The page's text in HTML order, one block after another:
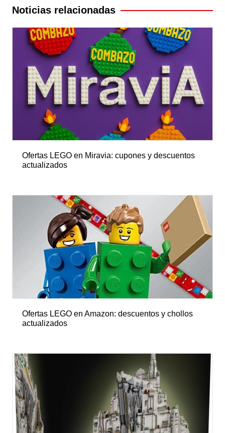
entradas
Noticias relacionadas
Ofertas LEGO en Miravia: cupones y descuentos
actualizados
Ofertas LEGO en Amazon: descuentos y chollos
actualizados